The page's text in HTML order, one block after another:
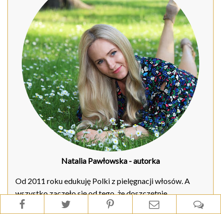
Natalia Pawłowska - autorka
Od 2011 roku edukuję Polki z pielęgnacji włosów. A
wszystko zaczęło się od tego, że doszczętnie
zniszczyłam swoje włosy i postanowiłam je odratować.